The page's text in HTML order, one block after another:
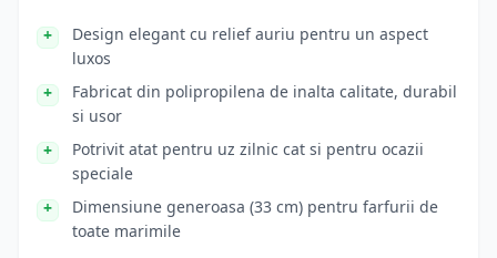
Design elegant cu relief auriu pentru un aspect
luxos
Fabricat din polipropilena de inalta calitate, durabil
si usor
Potrivit atat pentru uz zilnic cat si pentru ocazii
speciale
Dimensiune generoasa (33 cm) pentru farfurii de
toate marimile